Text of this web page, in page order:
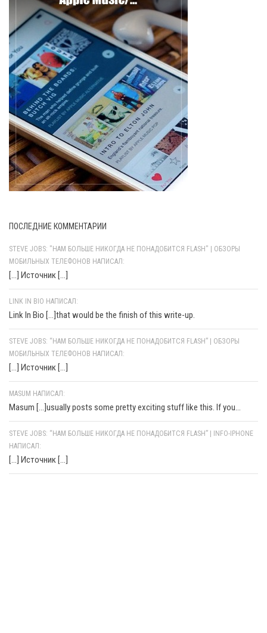
ПОСЛЕДНИЕ КОММЕНТАРИИ
STEVE JOBS: "НАМ БОЛЬШЕ НИКОГДА НЕ ПОНАДОБИТСЯ FLASH" | ОБЗОРЫ
МОБИЛЬНЫХ ТЕЛЕФОНОВ НАПИСАЛ:
[…] Источник […]
LINK IN BIO НАПИСАЛ:
Link In Bio [...]that would be the finish of this write-up.
STEVE JOBS: “НАМ БОЛЬШЕ НИКОГДА НЕ ПОНАДОБИТСЯ FLASH” | ОБЗОРЫ
МОБИЛЬНЫХ ТЕЛЕФОНОВ НАПИСАЛ:
[…] Источник […]
MASUM НАПИСАЛ:
Masum [...]usually posts some pretty exciting stuff like this. If you...
STEVE JOBS: “НАМ БОЛЬШЕ НИКОГДА НЕ ПОНАДОБИТСЯ FLASH” | INFO-IPHONE
НАПИСАЛ:
[…] Источник […]